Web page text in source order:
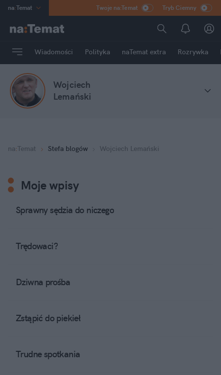
na:Temat
Poland
mama
HERO
Rozrywka
Twoje na:Temat Tryb Ciemny
Wiadomości Polityka naTemat extra Rozrywka
Wojciech
Lemański
na:Temat Stefa blogów Wojciech Lemański
Moje wpisy
Sprawny sędzia do niczego
Trędowaci?
Dziwna prośba
Zstąpić do piekieł
Trudne spotkania